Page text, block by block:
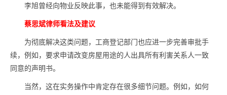
李旭曾经向物业反映此事，也未能得到有效解决。
蔡思斌律师看法及建议
为彻底解决这类问题，工商登记部门也应进一步完善审批手
续，例如，要求申请改变房屋用途的人出具所有利害关系人一致
同意的声明书。
当然，这在实务操作中肯定存在很多细节问题。例如，如何